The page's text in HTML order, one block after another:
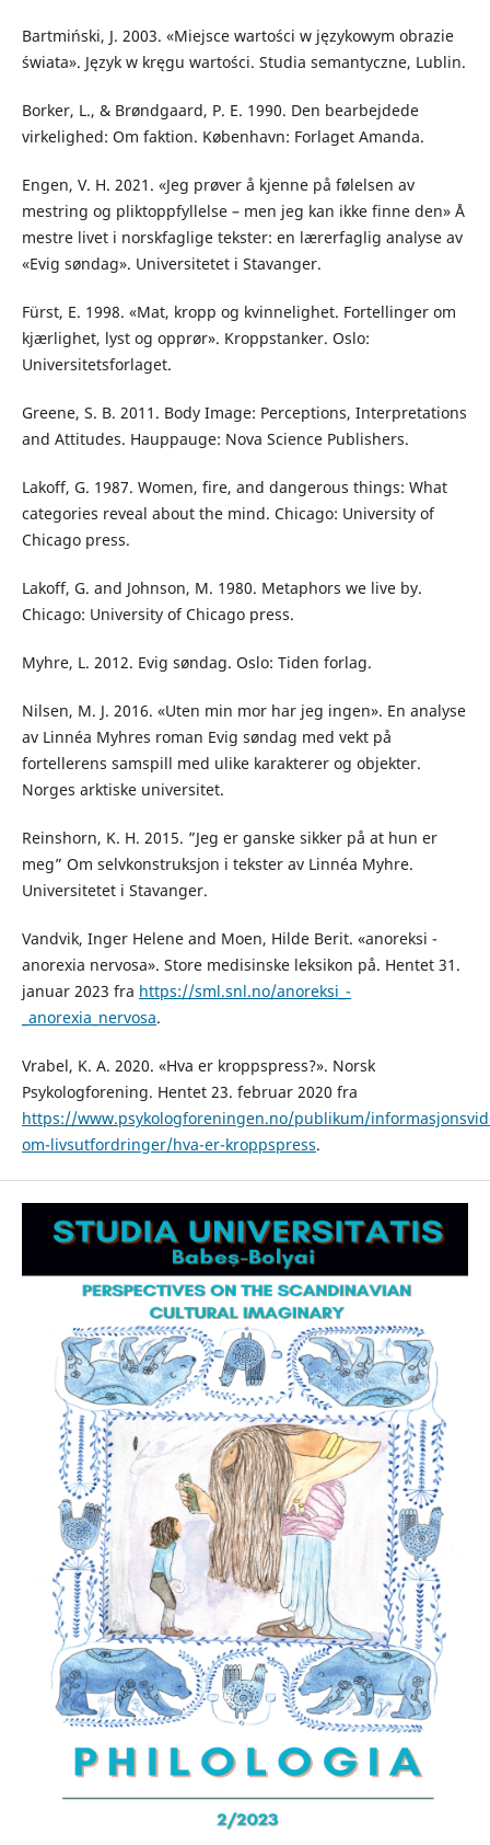
Bartmiński, J. 2003. «Miejsce wartości w językowym obrazie
świata». Język w kręgu wartości. Studia semantyczne, Lublin.
Borker, L., & Brøndgaard, P. E. 1990. Den bearbejdede
virkelighed: Om faktion. København: Forlaget Amanda.
Engen, V. H. 2021. «Jeg prøver å kjenne på følelsen av
mestring og pliktoppfyllelse – men jeg kan ikke finne den» Å
mestre livet i norskfaglige tekster: en lærerfaglig analyse av
«Evig søndag». Universitetet i Stavanger.
Fürst, E. 1998. «Mat, kropp og kvinnelighet. Fortellinger om
kjærlighet, lyst og opprør». Kroppstanker. Oslo:
Universitetsforlaget.
Greene, S. B. 2011. Body Image: Perceptions, Interpretations
and Attitudes. Hauppauge: Nova Science Publishers.
Lakoff, G. 1987. Women, fire, and dangerous things: What
categories reveal about the mind. Chicago: University of
Chicago press.
Lakoff, G. and Johnson, M. 1980. Metaphors we live by.
Chicago: University of Chicago press.
Myhre, L. 2012. Evig søndag. Oslo: Tiden forlag.
Nilsen, M. J. 2016. «Uten min mor har jeg ingen». En analyse
av Linnéa Myhres roman Evig søndag med vekt på
fortellerens samspill med ulike karakterer og objekter.
Norges arktiske universitet.
Reinshorn, K. H. 2015. ”Jeg er ganske sikker på at hun er
meg” Om selvkonstruksjon i tekster av Linnéa Myhre.
Universitetet i Stavanger.
Vandvik, Inger Helene and Moen, Hilde Berit. «anoreksi -
anorexia nervosa». Store medisinske leksikon på. Hentet 31.
januar 2023 fra https://sml.snl.no/anoreksi_-
_anorexia_nervosa.
Vrabel, K. A. 2020. «Hva er kroppspress?». Norsk
Psykologforening. Hentet 23. februar 2020 fra
https://www.psykologforeningen.no/publikum/
om-livsutfordringer/hva-er-kroppspress.